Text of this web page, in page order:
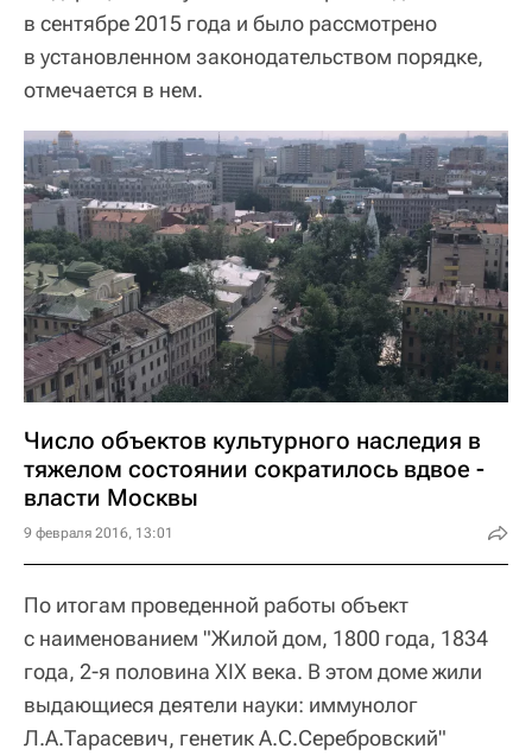
в сентябре 2015 года и было рассмотрено
в установленном законодательством порядке,
отмечается в нем.
Число объектов культурного наследия в
тяжелом состоянии сократилось вдвое -
власти Москвы
9 февраля 2016, 13:01
По итогам проведенной работы объект
с наименованием "Жилой дом, 1800 года, 1834
года, 2-я половина XIX века. В этом доме жили
выдающиеся деятели науки: иммунолог
Л.А.Тарасевич, генетик А.С.Серебровский"